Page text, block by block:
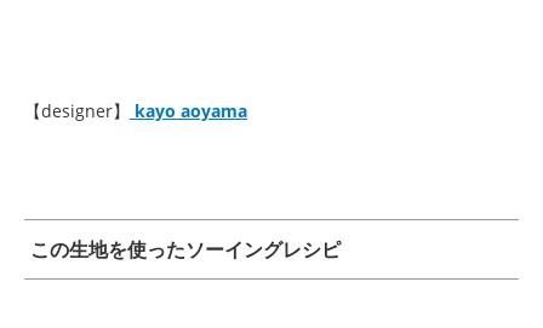
【designer】 kayo aoyama
この生地を使ったソーイングレシピ